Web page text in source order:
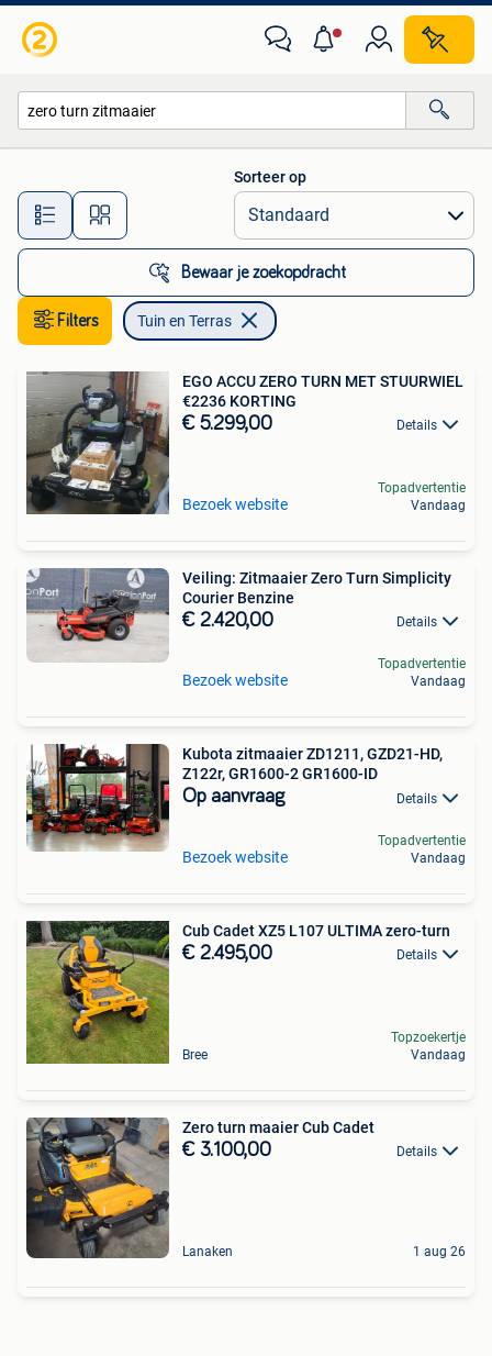
Alle afstanden…
Sorteer op
Bewaar je zoekopdracht
Filters Tuin en Terras
EGO ACCU ZERO TURN MET STUURWIEL
€2236 KORTING
€ 5.299,00 Details
Bezoek website
Topadvertentie
Vandaag
Veiling: Zitmaaier Zero Turn Simplicity
Courier Benzine
€ 2.420,00 Details
Bezoek website
Topadvertentie
Vandaag
Kubota zitmaaier ZD1211, GZD21-HD,
Z122r, GR1600-2 GR1600-ID
Op aanvraag Details
Bezoek website
Topadvertentie
Vandaag
Cub Cadet XZ5 L107 ULTIMA zero-turn
€ 2.495,00 Details
Bree
Topzoekertje
Vandaag
Zero turn maaier Cub Cadet
€ 3.100,00 Details
Lanaken 1 aug 26